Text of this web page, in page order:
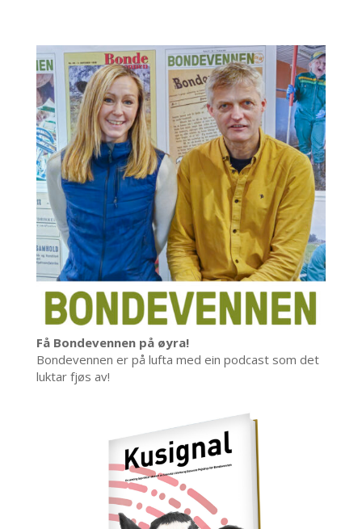
Få Bondevennen på øyra!
Bondevennen er på lufta med ein podcast som det
luktar fjøs av!